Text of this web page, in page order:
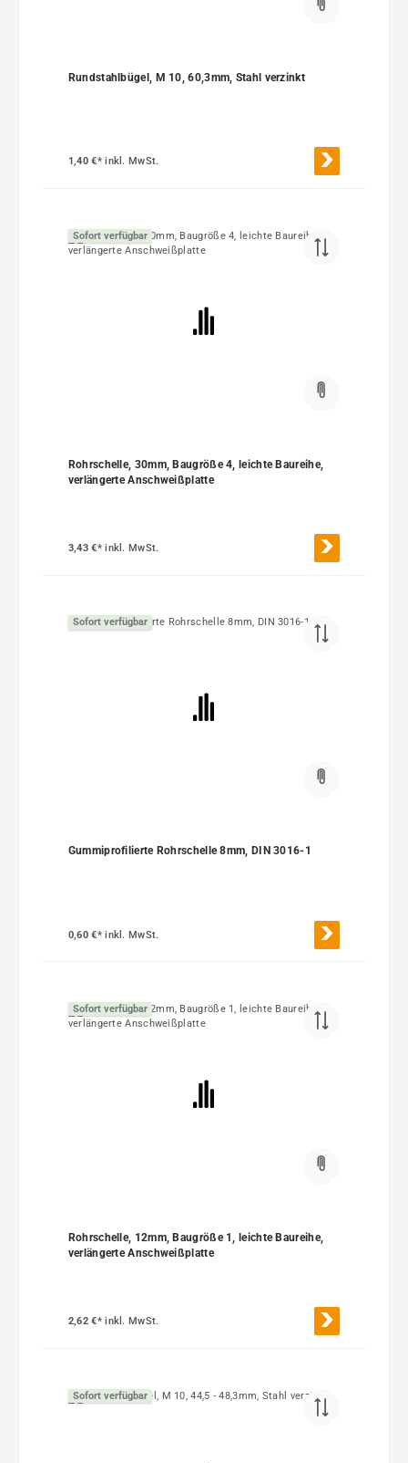
Rundstahlbügel, M 10, 60,3mm, Stahl verzinkt
1,40 €*inkl. MwSt.
Sofort verfügbar
Rohrschelle, 30mm, Baugröße 4, leichte Baureihe,
verlängerte Anschweißplatte
3,43 €*inkl. MwSt.
Sofort verfügbar
Gummiprofilierte Rohrschelle 8mm, DIN 3016-1
0,60 €*inkl. MwSt.
Sofort verfügbar
Rohrschelle, 12mm, Baugröße 1, leichte Baureihe,
verlängerte Anschweißplatte
2,62 €*inkl. MwSt.
Sofort verfügbar